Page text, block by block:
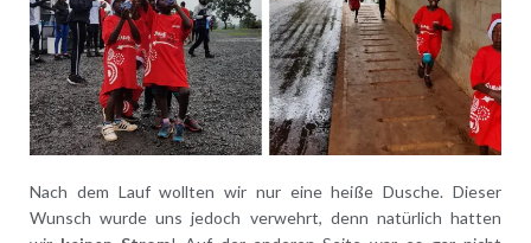
Nach dem Lauf wollten wir nur eine heiße Dusche. Dieser
Wunsch wurde uns jedoch verwehrt, denn natürlich hatten